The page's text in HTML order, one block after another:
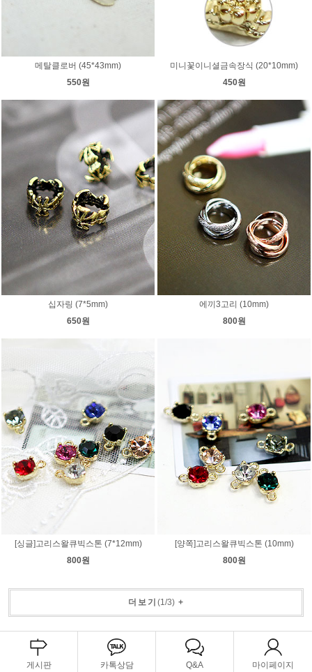
메탈클로버 (45*43mm)
550원
미니꽃이니셜금속장식 (20*10mm)
450원
십자링 (7*5mm)
650원
에끼3고리 (10mm)
800원
[싱글]고리스왈큐빅스톤 (7*12mm)
800원
[양쪽]고리스왈큐빅스톤 (10mm)
800원
더보기 (1 /3)+
게시판 카톡상담 Q&A 마이페이지